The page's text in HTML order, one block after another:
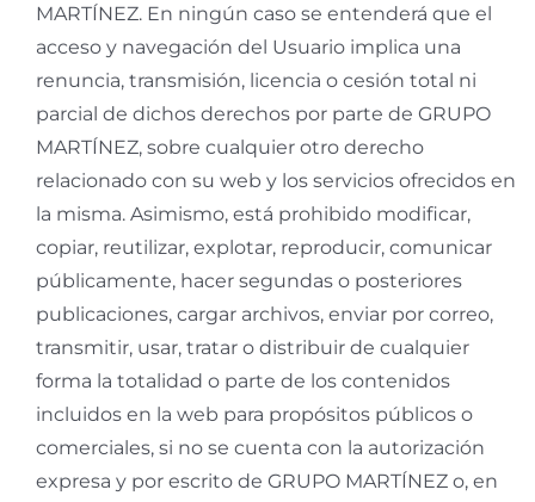
MARTÍNEZ. En ningún caso se entenderá que el
acceso y navegación del Usuario implica una
renuncia, transmisión, licencia o cesión total ni
parcial de dichos derechos por parte de GRUPO
MARTÍNEZ, sobre cualquier otro derecho
relacionado con su web y los servicios ofrecidos en
la misma. Asimismo, está prohibido modificar,
copiar, reutilizar, explotar, reproducir, comunicar
públicamente, hacer segundas o posteriores
publicaciones, cargar archivos, enviar por correo,
transmitir, usar, tratar o distribuir de cualquier
forma la totalidad o parte de los contenidos
incluidos en la web para propósitos públicos o
comerciales, si no se cuenta con la autorización
expresa y por escrito de GRUPO MARTÍNEZ o, en